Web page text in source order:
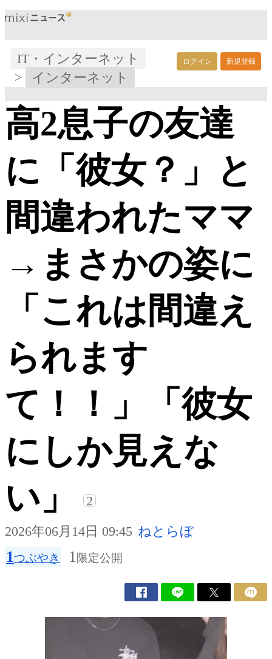
ログイン 新規登録
IT・インターネット
>
インターネット
高2息子の友達
に「彼女？」と
間違われたママ
→まさかの姿に
「これは間違え
られます
て！！」「彼女
にしか見えな
い」
2
2026年06月14日 09:45 ねとらぼ
1つぶやき 1 限定公開